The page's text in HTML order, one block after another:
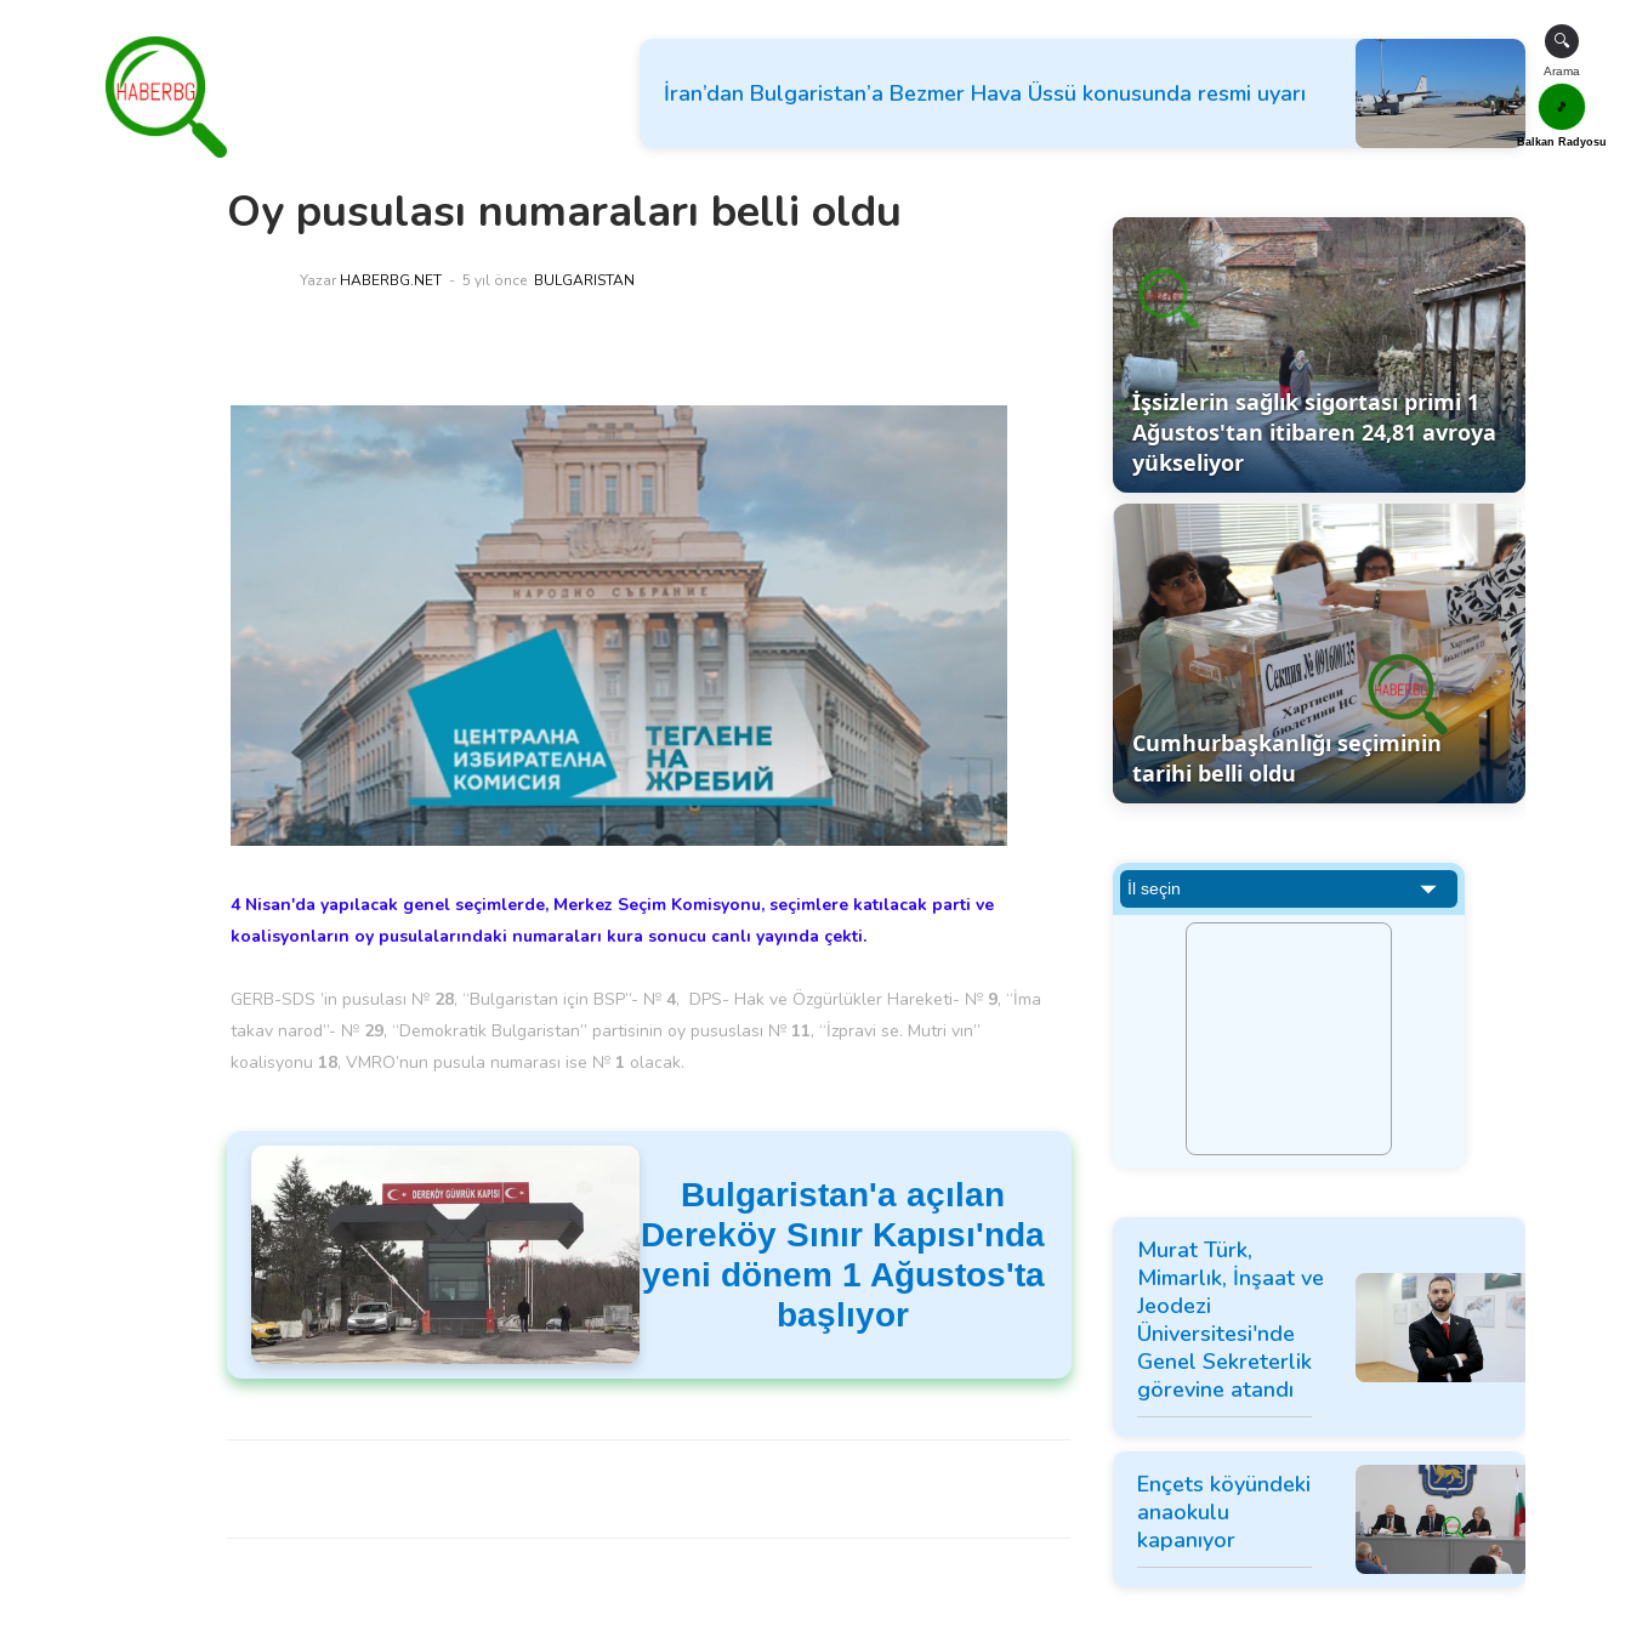
İran’dan Bulgaristan’a Bezmer Hava Üssü konusunda resmi uyarı
Oy pusulası numaraları belli oldu
Yazar HABERBG.NET 5 yıl önce BULGARISTAN
4 Nisan'da yapılacak genel seçimlerde, Merkez Seçim Komisyonu, seçimlere katılacak parti ve
koalisyonların oy pusulalarındaki numaraları kura sonucu canlı yayında çekti.
GERB-SDS ’in pusulası № 28, “Bulgaristan için BSP”- № 4, DPS- Hak ve Özgürlükler Hareketi- № 9, “İma
takav narod”- № 29, “Demokratik Bulgaristan” partisinin oy pususlası № 11, “İzpravi se. Mutri vın”
koalisyonu 18, VMRO’nun pusula numarası ise № 1 olacak.
Bulgaristan'a açılan
Dereköy Sınır Kapısı'nda
yeni dönem 1 Ağustos'ta
başlıyor
İşsizlerin sağlık sigortası primi 1
Ağustos'tan itibaren 24,81 avroya
yükseliyor
Cumhurbaşkanlığı seçiminin
tarihi belli oldu
Murat Türk,
Mimarlık, İnşaat ve
Jeodezi
Üniversitesi'nde
Genel Sekreterlik
görevine atandı
Ençets köyündeki
anaokulu
kapanıyor
🔍
Arama
🎵
Balkan Radyosu